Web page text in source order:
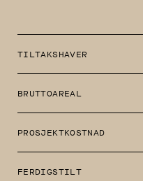
TILTAKSHAVER
BRUTTOAREAL
PROSJEKTKOSTNAD
FERDIGSTILT